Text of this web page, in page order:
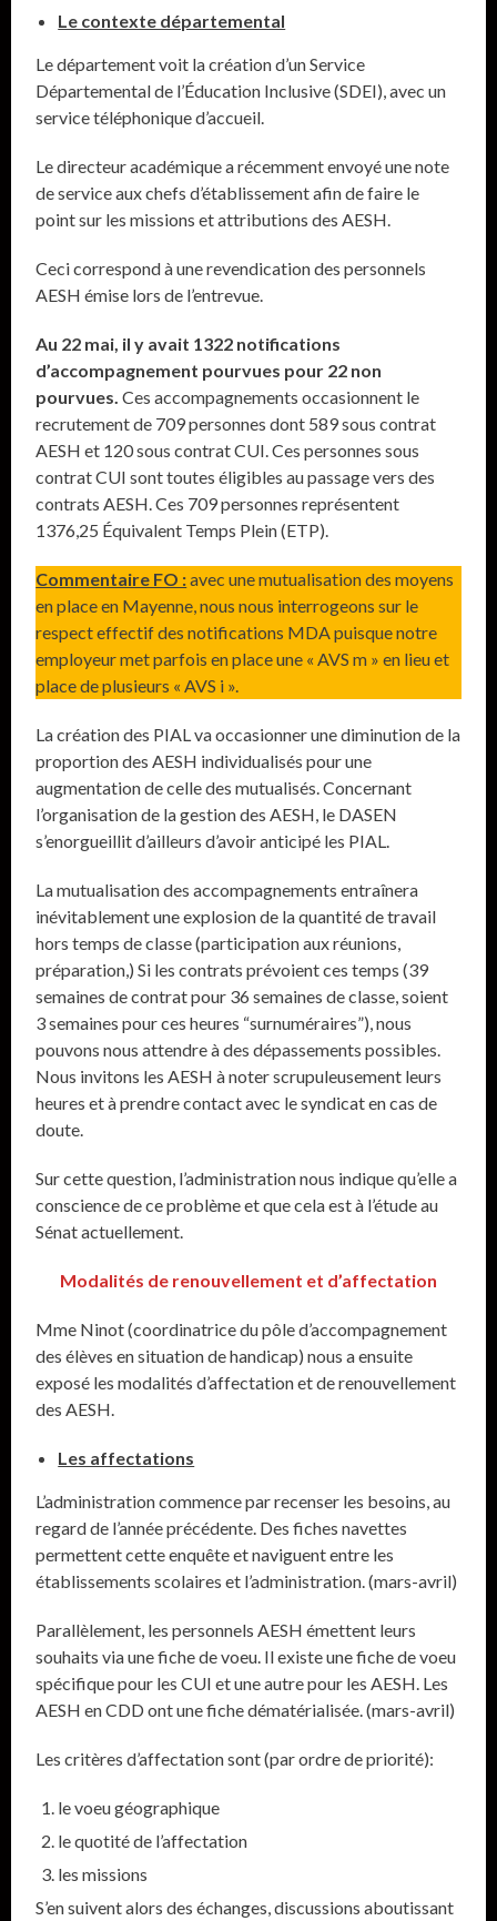
Le contexte départemental
Le département voit la création d’un Service
Départemental de l’Éducation Inclusive (SDEI), avec un
service téléphonique d’accueil.
Le directeur académique a récemment envoyé une note
de service aux chefs d’établissement afin de faire le
point sur les missions et attributions des AESH.
Ceci correspond à une revendication des personnels
AESH émise lors de l’entrevue.
Au 22 mai, il y avait 1322 notifications
d’accompagnement pourvues pour 22 non
pourvues. Ces accompagnements occasionnent le
recrutement de 709 personnes dont 589 sous contrat
AESH et 120 sous contrat CUI. Ces personnes sous
contrat CUI sont toutes éligibles au passage vers des
contrats AESH. Ces 709 personnes représentent
1376,25 Équivalent Temps Plein (ETP).
Commentaire FO :avec une mutualisation des moyens
en place en Mayenne, nous nous interrogeons sur le
respect effectif des notifications MDA puisque notre
employeur met parfois en place une « AVS m » en lieu et
place de plusieurs « AVS i ».
La création des PIAL va occasionner une diminution de la
proportion des AESH individualisés pour une
augmentation de celle des mutualisés. Concernant
l’organisation de la gestion des AESH, le DASEN
s’enorgueillit d’ailleurs d’avoir anticipé les PIAL.
La mutualisation des accompagnements entraînera
inévitablement une explosion de la quantité de travail
hors temps de classe (participation aux réunions,
préparation,) Si les contrats prévoient ces temps (39
semaines de contrat pour 36 semaines de classe, soient
3 semaines pour ces heures “surnuméraires”), nous
pouvons nous attendre à des dépassements possibles.
Nous invitons les AESH à noter scrupuleusement leurs
heures et à prendre contact avec le syndicat en cas de
doute.
Sur cette question, l’administration nous indique qu’elle a
conscience de ce problème et que cela est à l’étude au
Sénat actuellement.
Modalités de renouvellement et d’affectation
Mme Ninot (coordinatrice du pôle d’accompagnement
des élèves en situation de handicap) nous a ensuite
exposé les modalités d’affectation et de renouvellement
des AESH.
Les affectations
L’administration commence par recenser les besoins, au
regard de l’année précédente. Des fiches navettes
permettent cette enquête et naviguent entre les
établissements scolaires et l’administration. (mars-avril)
Parallèlement, les personnels AESH émettent leurs
souhaits via une fiche de voeu. Il existe une fiche de voeu
spécifique pour les CUI et une autre pour les AESH. Les
AESH en CDD ont une fiche dématérialisée. (mars-avril)
Les critères d’affectation sont (par ordre de priorité):
le voeu géographique
le quotité de l’affectation
les missions
S’en suivent alors des échanges, discussions aboutissant